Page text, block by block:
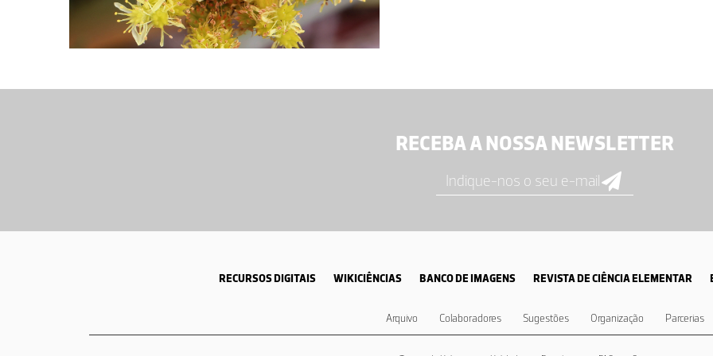
RECEBA A NOSSA NEWSLETTER
RECURSOS DIGITAIS WIKICIÊNCIAS BANCO DE IMAGENS REVISTA DE CIÊNCIA ELEMENTAR
Arquivo Colaboradores Sugestões Organização Parcerias